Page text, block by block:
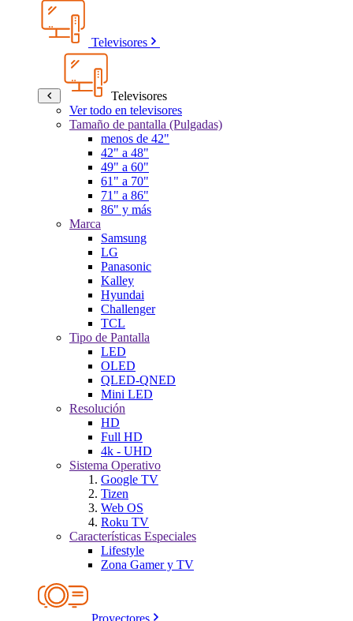
Televisores
Televisores
Ver todo en televisores
Tamaño de pantalla (Pulgadas)
menos de 42"
42" a 48"
49" a 60"
61" a 70"
71" a 86"
86" y más
Marca
Samsung
LG
Panasonic
Kalley
Hyundai
Challenger
TCL
Tipo de Pantalla
LED
OLED
QLED-QNED
Mini LED
Resolución
HD
Full HD
4k - UHD
Sistema Operativo
Google TV
Tizen
Web OS
Roku TV
Características Especiales
Lifestyle
Zona Gamer y TV
Proyectores